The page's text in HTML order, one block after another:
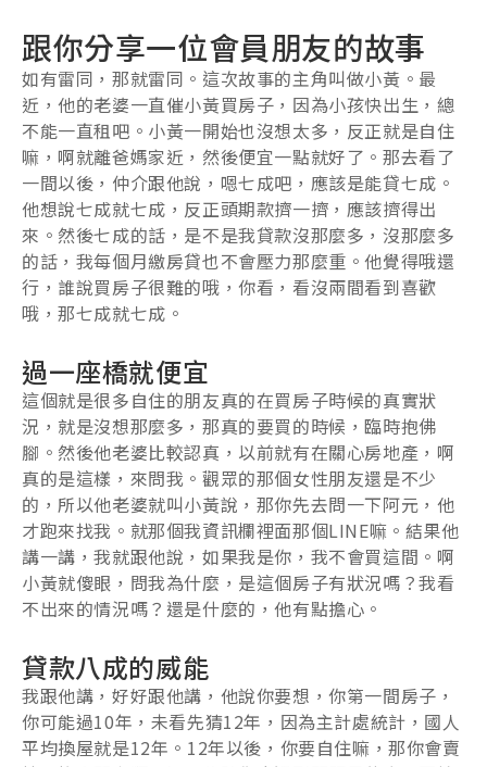
跟你分享一位會員朋友的故事
如有雷同，那就雷同。這次故事的主角叫做小黃。最
近，他的老婆一直催小黃買房子，因為小孩快出生，總
不能一直租吧。小黃一開始也沒想太多，反正就是自住
嘛，啊就離爸媽家近，然後便宜一點就好了。那去看了
一間以後，仲介跟他說，嗯七成吧，應該是能貸七成。
他想說七成就七成，反正頭期款擠一擠，應該擠得出
來。然後七成的話，是不是我貸款沒那麼多，沒那麼多
的話，我每個月繳房貸也不會壓力那麼重。他覺得哦還
行，誰說買房子很難的哦，你看，看沒兩間看到喜歡
哦，那七成就七成。
過一座橋就便宜
這個就是很多自住的朋友真的在買房子時候的真實狀
況，就是沒想那麼多，那真的要買的時候，臨時抱佛
腳。然後他老婆比較認真，以前就有在關心房地產，啊
真的是這樣，來問我。觀眾的那個女性朋友還是不少
的，所以他老婆就叫小黃說，那你先去問一下阿元，他
才跑來找我。就那個我資訊欄裡面那個LINE嘛。結果他
講一講，我就跟他說，如果我是你，我不會買這間。啊
小黃就傻眼，問我為什麼，是這個房子有狀況嗎？我看
不出來的情況嗎？還是什麼的，他有點擔心。
貸款八成的威能
我跟他講，好好跟他講，他說你要想，你第一間房子，
你可能過10年，未看先猜12年，因為主計處統計，國人
平均換屋就是12年。12年以後，你要自住嘛，那你會賣